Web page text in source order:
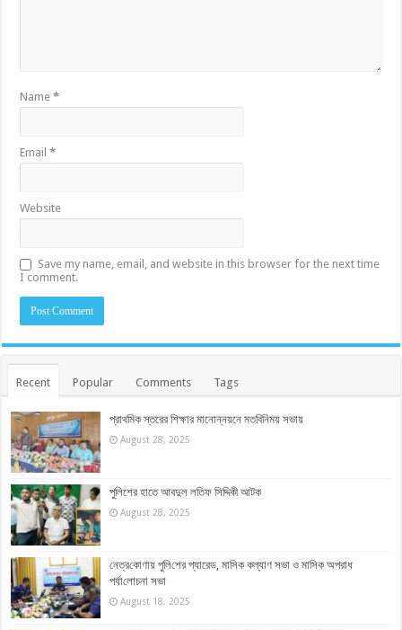
Name*
Email*
Website
Save my name, email, and website in this browser for the next time
I comment.
Recent Popular Comments Tags
প্রাথমিক স্তরের শিক্ষার মানোন্নয়নে মতবিনিময় সভায়
August 28, 2025
পুলিশের হাতে আবদুল লতিফ সিদ্দিকী আটক
August 28, 2025
নেত্র‌কোণায় পু‌লি‌শের প্যারেড, মাসিক কল্যাণ সভা ও মাসিক অপরাধ
পর্যা‌লোচনা সভা
August 18, 2025